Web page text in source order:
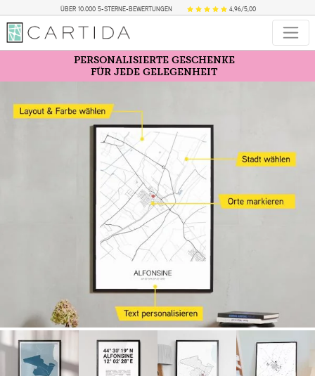
ÜBER 10.000 5-STERNE-BEWERTUNGEN 4,96/5,00
PERSONALISIERTE GESCHENKE
FÜR JEDE GELEGENHEIT